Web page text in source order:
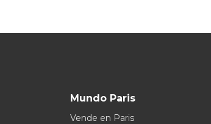
Mundo Paris
Vende en Paris